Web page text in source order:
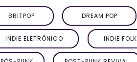
BRITPOP DREAM POP
INDIE ELETRÔNICO INDIE FOLK